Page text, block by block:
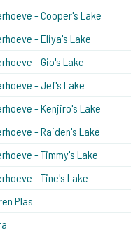
- Cooper's Lake
- Eliya's Lake
- Gio's Lake
- Jef's Lake
- Kenjiro's Lake
- Raiden's Lake
- Timmy's Lake
- Tine's Lake
Plas